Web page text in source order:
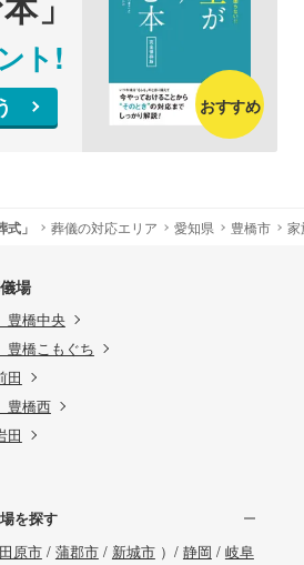
ト!
おすすめ
」 葬儀の対応エリア 愛知県 豊橋市
場
橋中央
橋こもぐち
田
豊橋西
田
を探す
田原市/ 蒲郡市/ 新城市）/ 静岡 / 岐阜